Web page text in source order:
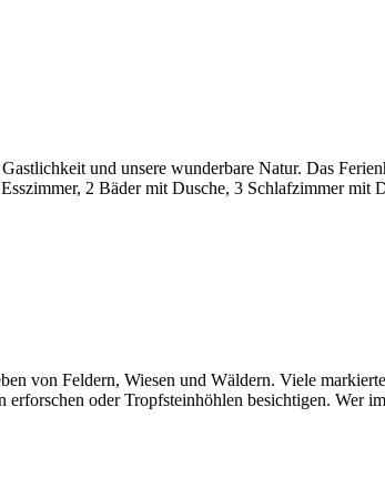
und unsere wunder­bare Natur. Das
2 Bäder mit Dusche, 3 Schlaf­zimmer
von Feldern, Wiesen und Wäldern. Viele
oder Tropf­stein­höhlen besich­tigen. Wer